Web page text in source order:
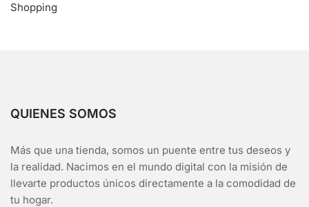
Shopping
QUIENES SOMOS
Más que una tienda, somos un puente entre tus deseos y
la realidad. Nacimos en el mundo digital con la misión de
llevarte productos únicos directamente a la comodidad de
tu hogar.